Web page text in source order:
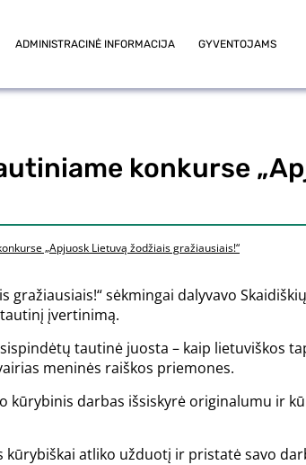
ADMINISTRACINĖ INFORMACIJA GYVENTOJAMS
konkurse
„Apjuosk Lietuvą žodžiais gražiausiais!“
sėkmingai dalyvavo
įvertinimą.
tautinė juosta – kaip lietuviškos
meninės raiškos priemones.
kūrybinis darbas išsiskyrė originalumu ir
kūrybiškai atliko užduotį ir pristatė savo